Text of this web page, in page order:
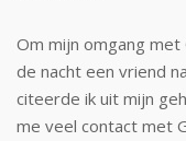
Om mijn omgang met
de nacht een vriend
citeerde ik uit mijn
me veel contact met